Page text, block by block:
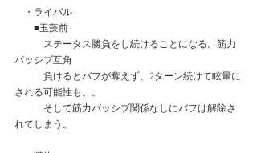
・ライバル
■玉藻前
ステータス勝負をし続けることになる。筋力
パッシブ互角
負けるとバフが奪えず、2ターン続けて眩暈に
される可能性も。。
そして筋力パッシブ関係なしにバフは解除さ
れてしまう。